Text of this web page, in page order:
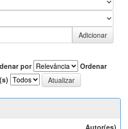
por
Ordenar
Autor(es)